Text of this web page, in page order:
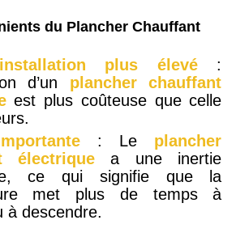
du Plancher Chauffant
plus élevé:
d’un plancher chauffant
est plus coûteuse que celle
: Le plancher
électrique a une inertie
ce qui signifie que la
met plus de temps à
à descendre.